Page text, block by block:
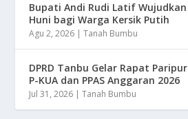
Bupati Andi Rudi Latif
Huni bagi Warga Kersik Putih
Agu 2, 2026 |Tanah Bumbu
DPRD Tanbu Gelar Rapat
P-KUA dan PPAS Anggaran 2026
Jul 31, 2026 |Tanah Bumbu